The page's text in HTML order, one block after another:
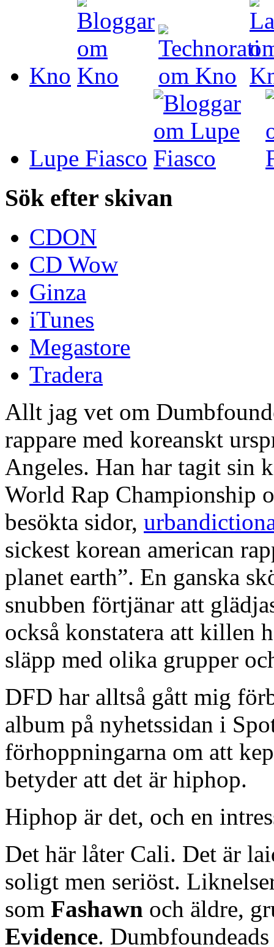
Kno
Lupe Fiasco
Sök efter skivan
CDON
CD Wow
Ginza
iTunes
Megastore
Tradera
Allt jag vet om
rappare med koreanskt
Angeles. Han har tagit sin
World Rap Championship
besökta sidor,
sickest korean american
planet earth”. En ganska
snubben förtjänar att
också konstatera att killen
släpp med olika grupper
DFD har alltså gått mig
album på nyhetssidan i
förhoppningarna om att
betyder att det är hiphop.
Hiphop är det, och en
Det här låter Cali. Det är
soligt men seriöst.
som Fashawn och äldre,
Evidence.